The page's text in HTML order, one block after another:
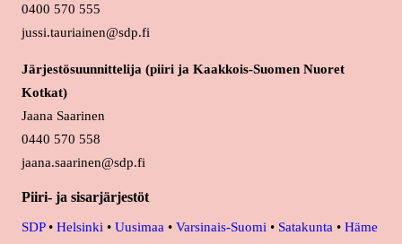
0400 570 555
jussi.tauriainen@sdp.fi
Järjestösuunnittelija (piiri ja Kaakkois-Suomen Nuoret
Kotkat)
Jaana Saarinen
0440 570 558
jaana.saarinen@sdp.fi
Piiri- ja sisarjärjestöt
SDP• Helsinki • Uusimaa • Varsinais-Suomi • Satakunta • Häme